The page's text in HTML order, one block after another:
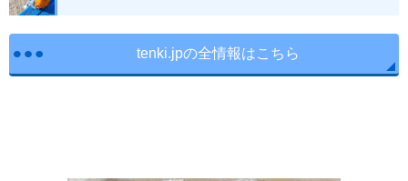
tenki.jpの全情報はこちら